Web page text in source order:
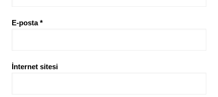
E-posta*
İnternet sitesi